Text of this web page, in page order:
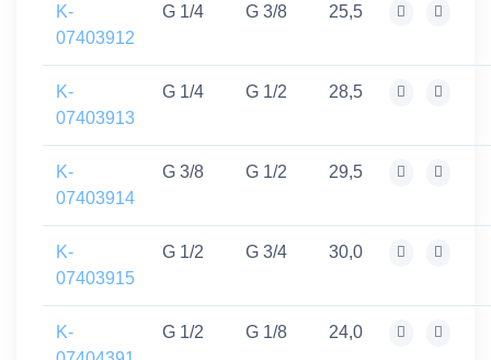
K-
07403912
G 1/4 G 3/8 25,5
K-
07403913
G 1/4 G 1/2 28,5
K-
07403914
G 3/8 G 1/2 29,5
K-
07403915
G 1/2 G 3/4 30,0
K-
G 1/2 G 1/8 24,0